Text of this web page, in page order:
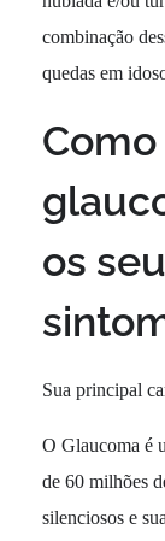
combinação
quedas em
os
Sua principal
O Glaucoma é
de 60 milhões
silenciosos e